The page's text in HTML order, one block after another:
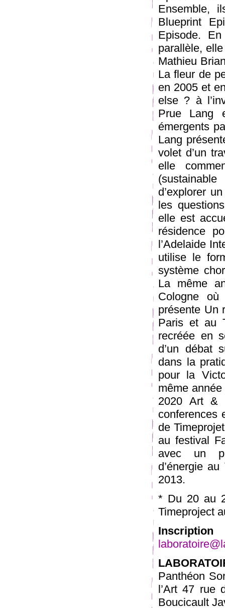
Ensemble,
Blueprint
Episode.
parallèle,
Mathieu
La fleur de
en 2005 et
else ? à
Prue Lang
émergents
Lang
volet d’un
elle
d’explorer
les
elle est
résidence
l’Adelaide
utilise le
système
La même
Cologne
présente Un
Paris et au
recréée en
d’un débat
dans la
pour la
même
2020 Art &
conferences
de
au festival
avec un
d’énergie
2013.
* Du 20 au
Timeproject
Panthéon
l’Art 47 rue
Boucicault